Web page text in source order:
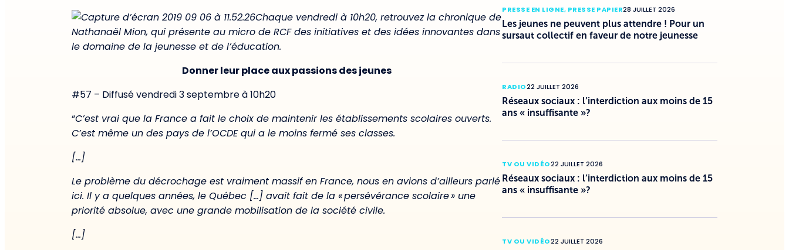
Chaque vendredi à 10h20, retrouvez la chronique de
Nathanaël Mion, qui présente au micro de RCF des initiatives et des idées innovantes dans
le domaine de la jeunesse et de l’éducation.
Donner leur place aux passions des jeunes
#57 – Diffusé vendredi 3 septembre à 10h20
“C’est vrai que la France a fait le choix de maintenir les établissements scolaires ouverts.
C’est même un des pays de l’OCDE qui a le moins fermé ses classes.
[…]
Le problème du décrochage est vraiment massif en France, nous en avions d’ailleurs parlé
ici. Il y a quelques années, le Québec […] avait fait de la « persévérance scolaire » une
priorité absolue, avec une grande mobilisation de la société civile.
[…]
PRESSE EN LIGNE, PRESSE PAPIER28 JUILLET 2026
Les jeunes ne peuvent plus attendre ! Pour un
sursaut collectif en faveur de notre jeunesse
RADIO22 JUILLET 2026
Réseaux sociaux : l’interdiction aux moins de 15
ans « insuffisante »?
TV OU VIDÉO22 JUILLET 2026
Réseaux sociaux : l’interdiction aux moins de 15
ans « insuffisante »?
TV OU VIDÉO22 JUILLET 2026